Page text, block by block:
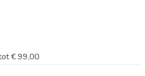
groothandel van wereldwijd
culturen en een eerbetoon brengen
vroeger als nu. Dutchbone levert
€ 99,00